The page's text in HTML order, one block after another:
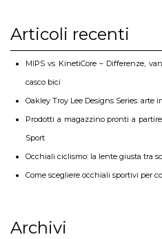
Articoli recenti
MIPS vs KinetiCore – Differenze,
casco bici
Oakley Troy Lee Designs Series: arte
Prodotti a magazzino pronti a
Sport
Occhiali ciclismo: la lente giusta tra
Come scegliere occhiali sportivi per
Archivi